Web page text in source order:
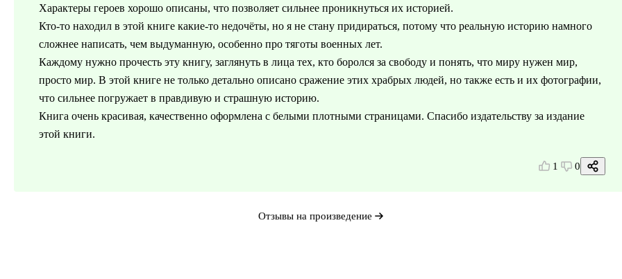
Характеры героев хорошо описаны, что позволяет сильнее проникнуться их историей.
Кто-то находил в этой книге какие-то недочёты, но я не стану придираться, потому что реальную историю намного
сложнее написать, чем выдуманную, особенно про тяготы военных лет.
Каждому нужно прочесть эту книгу, заглянуть в лица тех, кто боролся за свободу и понять, что миру нужен мир,
просто мир. В этой книге не только детально описано сражение этих храбрых людей, но также есть и их фотографии,
что сильнее погружает в правдивую и страшную историю.
Книга очень красивая, качественно оформлена с белыми плотными страницами. Спасибо издательству за издание
этой книги.
1 0
Отзывы на произведение